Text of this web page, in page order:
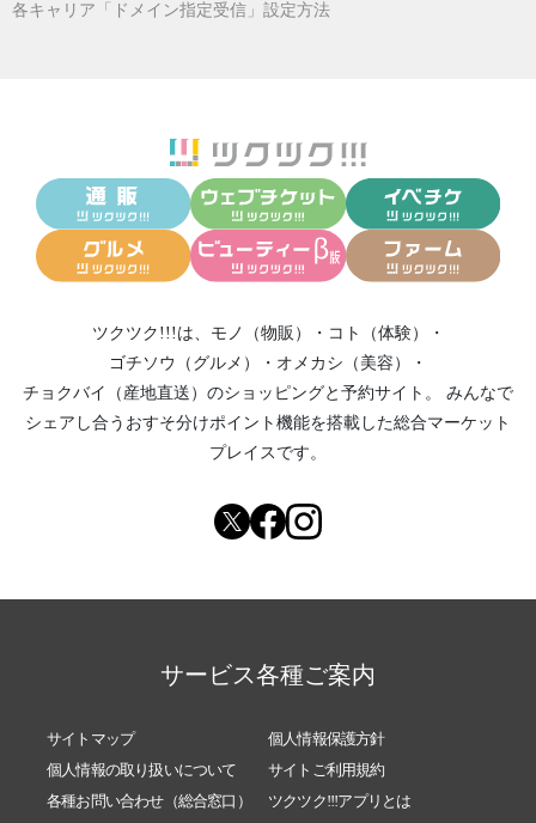
各キャリア「ドメイン指定受信」設定方法
ツクツク!!!は、 モノ（物販） ・ コト（体験）
・
ゴチソウ（グルメ）
・ オメカシ（美容）
・
チョクバイ（産地直送） のショッピングと予約サイト。
みんなで
シェアし合う おすそ分けポイント機能を搭載した総合マーケット
プレイスです。
サービス各種ご案内
サイトマップ
個人情報保護方針
個人情報の取り扱いについて
サイトご利用規約
各種お問い合わせ（総合窓口）
ツクツク!!!アプリとは